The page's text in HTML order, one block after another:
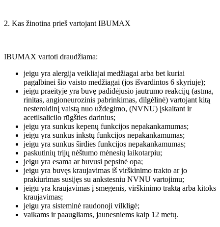
2. Kas žinotina prieš vartojant IBUMAX
IBUMAX vartoti draudžiama:
jeigu yra alergija veikliajai medžiagai arba bet kuriai
pagalbinei šio vaisto medžiagai (jos išvardintos 6 skyriuje);
jeigu praeityje yra buvę padidėjusio jautrumo reakcijų (astma,
rinitas, angioneurozinis pabrinkimas, dilgėlinė) vartojant kitą
nesteroidinį vaistą nuo uždegimo, (NVNU) įskaitant ir
acetilsalicilo rūgšties darinius;
jeigu yra sunkus kepenų funkcijos nepakankamumas;
jeigu yra sunkus inkstų funkcijos nepakankamumas;
jeigu yra sunkus širdies funkcijos nepakankamumas;
paskutinių trijų nėštumo mėnesių laikotarpiu;
jeigu yra esama ar buvusi pepsinė opa;
jeigu yra buvęs kraujavimas iš virškinimo trakto ar jo
prakiurimas susijęs su ankstesniu NVNU vartojimu;
jeigu yra kraujavimas į smegenis, virškinimo traktą arba kitoks
kraujavimas;
jeigu yra sisteminė raudonoji vilkligė;
vaikams ir paaugliams, jaunesniems kaip 12 metų.